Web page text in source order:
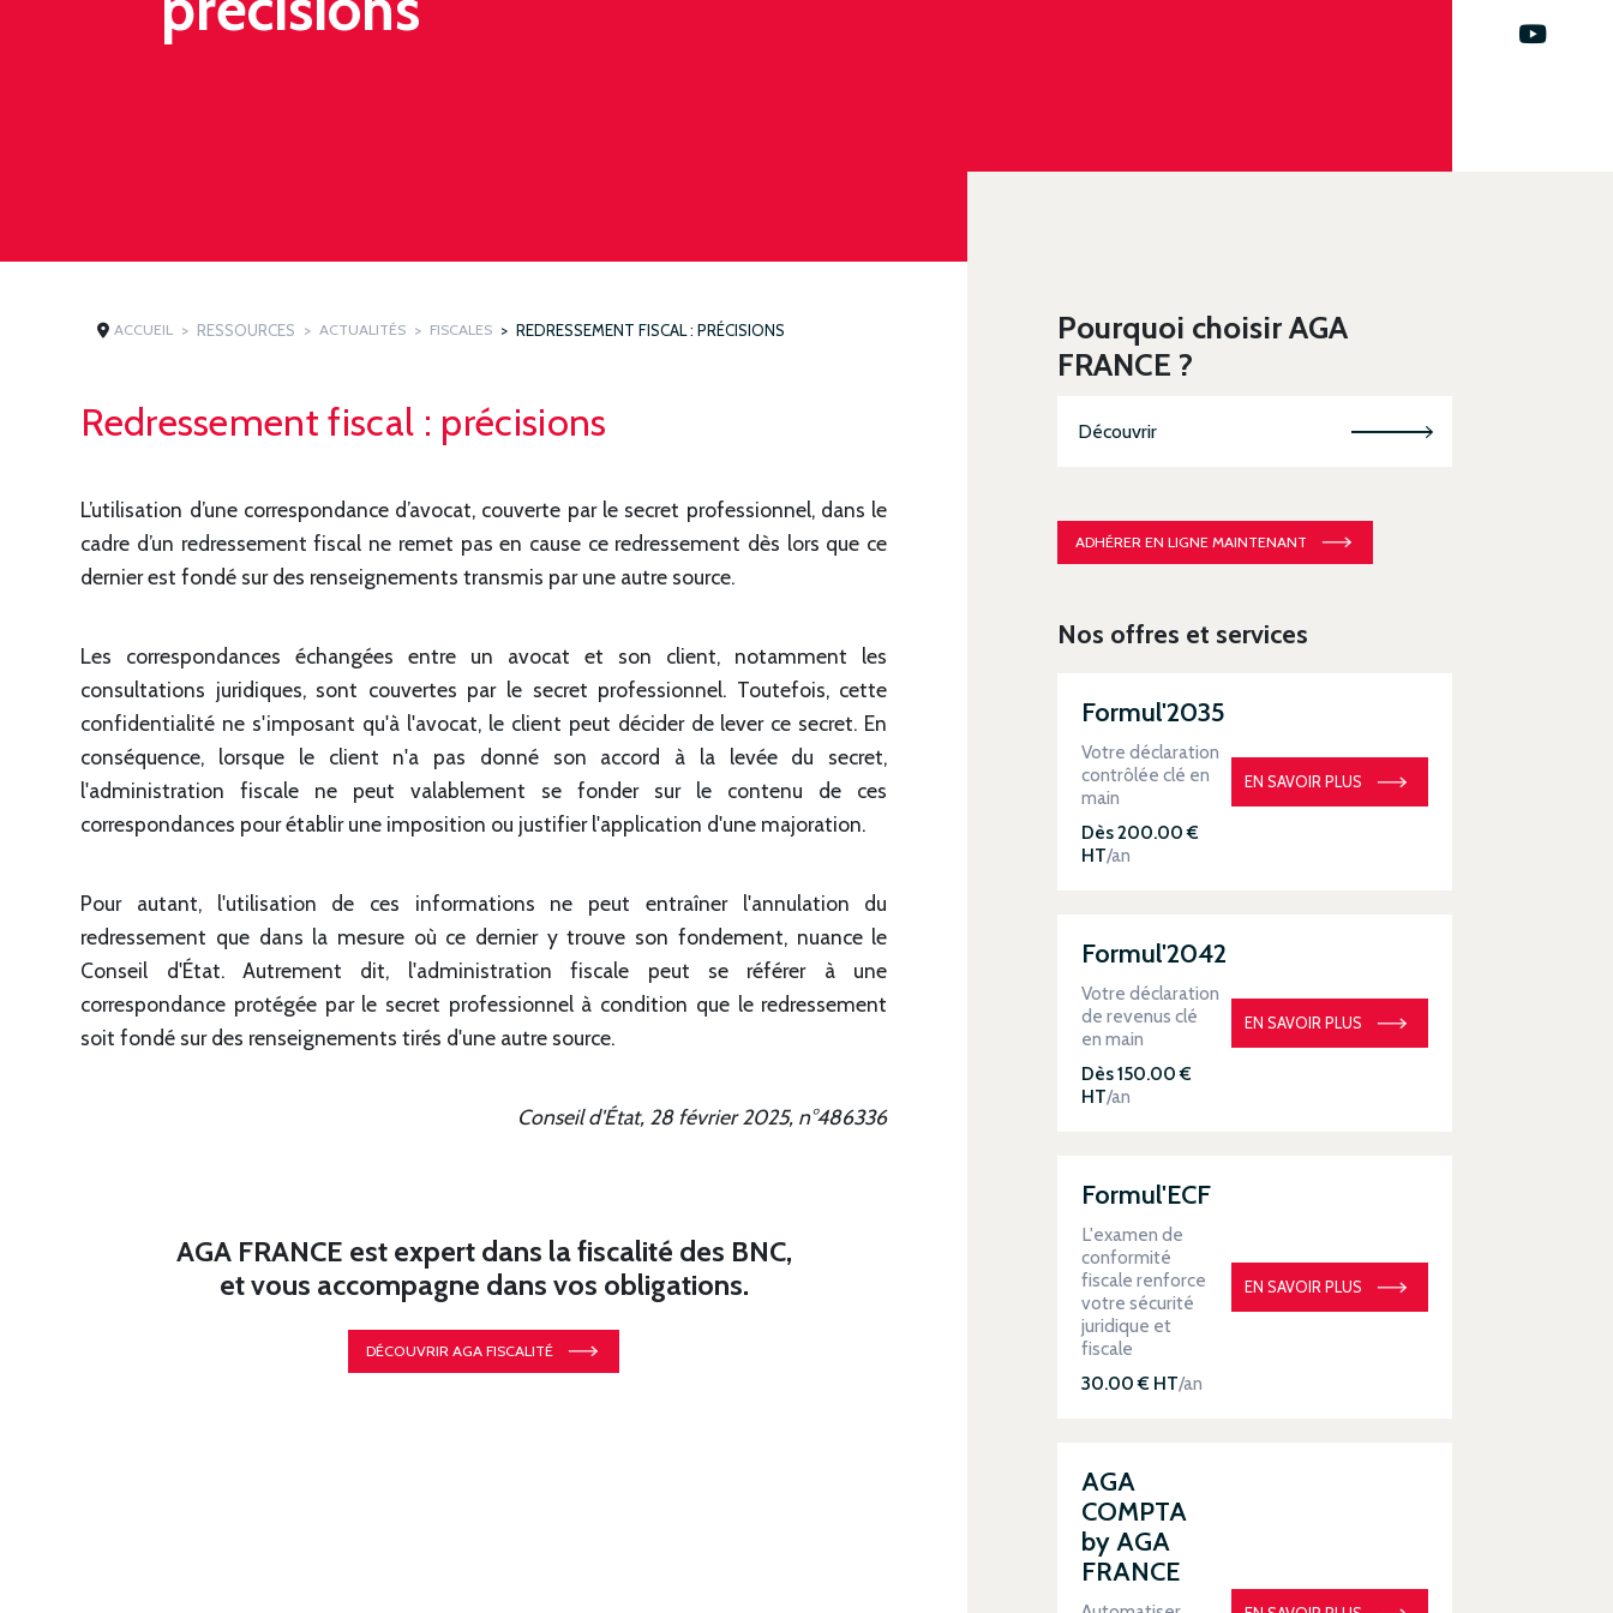
ACCUEIL RESSOURCES ACTUALITÉS FISCALES REDRESSEMENT FISCAL : PRÉCISIONS
Redressement fiscal : précisions
L’utilisation d’une correspondance d’avocat, couverte par le secret professionnel, dans le
cadre d’un redressement fiscal ne remet pas en cause ce redressement dès lors que ce
dernier est fondé sur des renseignements transmis par une autre source.
Les correspondances échangées entre un avocat et son client, notamment les
consultations juridiques, sont couvertes par le secret professionnel. Toutefois, cette
confidentialité ne s'imposant qu'à l'avocat, le client peut décider de lever ce secret. En
conséquence, lorsque le client n'a pas donné son accord à la levée du secret,
l'administration fiscale ne peut valablement se fonder sur le contenu de ces
correspondances pour établir une imposition ou justifier l'application d'une majoration.
Pour autant, l'utilisation de ces informations ne peut entraîner l'annulation du
redressement que dans la mesure où ce dernier y trouve son fondement, nuance le
Conseil d'État. Autrement dit, l'administration fiscale peut se référer à une
correspondance protégée par le secret professionnel à condition que le redressement
soit fondé sur des renseignements tirés d'une autre source.
Conseil d'État, 28 février 2025, n°486336
AGA FRANCE est expert dans la fiscalité des BNC,
et vous accompagne dans vos obligations.
DÉCOUVRIR AGA FISCALITÉ
Pourquoi choisir AGA
FRANCE ?
Découvrir
ADHÉRER EN LIGNE MAINTENANT
Nos offres et services
Formul'2035
Votre déclaration
contrôlée clé en
main
Dès 200.00 €
HT/an
EN SAVOIR PLUS
Formul'2042
Votre déclaration
de revenus clé
en main
Dès 150.00 €
HT/an
EN SAVOIR PLUS
Formul'ECF
L'examen de
conformité
fiscale renforce
votre sécurité
juridique et
fiscale
30.00 € HT/an
EN SAVOIR PLUS
AGA
COMPTA
by AGA
FRANCE